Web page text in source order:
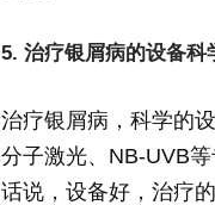
5. 治疗银屑病的设备科
治疗银屑病，科学的
分子激光、NB-UVB
话说，设备好，治疗